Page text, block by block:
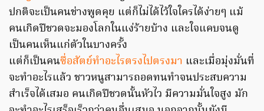
ปกติจะเป็นคนช่างพูดคุย แต่ก็ไม่ได้ไว้ใจใครได้ง่ายๆ แม้
คนเกิดปีชวดจะมองโลกในแง่ร้ายบ้าง และใจแคบจนดู
เป็นคนเห็นแก่ตัวในบางครั้ง
แต่ก็เป็นคนซื่อสัตย์ทำอะไรตรงไปตรงมา และเมื่อมุ่งมั่นที่
จะทำอะไรแล้ว ชาวหนูสามารถอดทนทำจนประสบความ
สำเร็จได้เสมอ คนเกิดปีชวดนั้นหัวไว มีความมั่นใจสูง มัก